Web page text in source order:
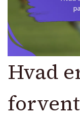
Hvad